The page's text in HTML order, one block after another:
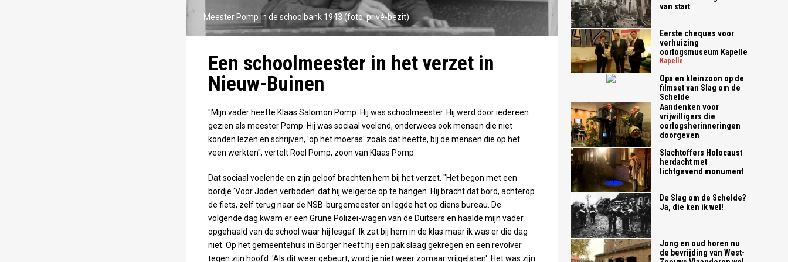
Meester Pomp in de schoolbank 1943 (foto: privé-bezit)
Een schoolmeester in het verzet in
Nieuw-Buinen
"Mijn vader heette Klaas Salomon Pomp. Hij was schoolmeester. Hij werd door iedereen
gezien als meester Pomp. Hij was sociaal voelend, onderwees ook mensen die niet
konden lezen en schrijven, 'op het moeras' zoals dat heette, bij de mensen die op het
veen werkten", vertelt Roel Pomp, zoon van Klaas Pomp.
Dat sociaal voelende en zijn geloof brachten hem bij het verzet. "Het begon met een
bordje 'Voor Joden verboden' dat hij weigerde op te hangen. Hij bracht dat bord, achterop
de fiets, zelf terug naar de NSB-burgemeester en legde het op diens bureau. De
volgende dag kwam er een Grüne Polizei-wagen van de Duitsers en haalde mijn vader
opgehaald van de school waar hij lesgaf. Ik zat bij hem in de klas maar ik was er die dag
niet. Op het gemeentehuis in Borger heeft hij een pak slaag gekregen en een revolver
tegen zijn hoofd: 'Als dit weer gebeurt, word je niet weer zomaar vrijgelaten'. Het was zijn
van start
Eerste cheques voor
verhuizing
oorlogsmuseum Kapelle
kapelle
Opa en kleinzoon op de
filmset van Slag om de
Schelde
Aandenken voor
vrijwilligers die
oorlogsherinneringen
doorgeven
Slachtoffers Holocaust
herdacht met
lichtgevend monument
De Slag om de Schelde?
Ja, die ken ik wel!
Jong en oud horen nu
de bevrijding van West-